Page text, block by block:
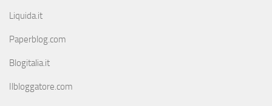
Liquida.it
Paperblog.com
Blogitalia.it
Ilbloggatore.com